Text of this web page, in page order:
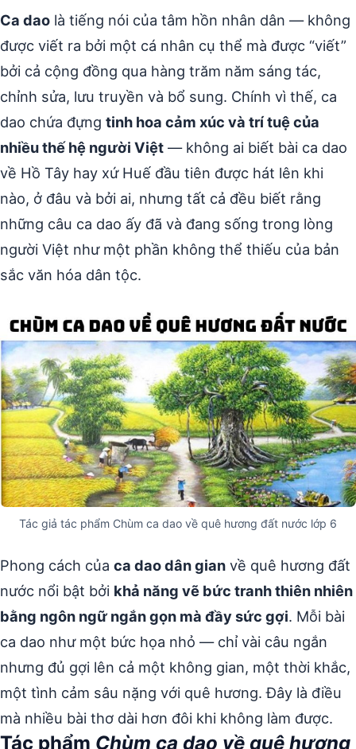
Ca dao là tiếng nói của tâm hồn nhân dân — không
được viết ra bởi một cá nhân cụ thể mà được “viết”
bởi cả cộng đồng qua hàng trăm năm sáng tác,
chỉnh sửa, lưu truyền và bổ sung. Chính vì thế, ca
dao chứa đựng tinh hoa cảm xúc và trí tuệ của
nhiều thế hệ người Việt — không ai biết bài ca dao
về Hồ Tây hay xứ Huế đầu tiên được hát lên khi
nào, ở đâu và bởi ai, nhưng tất cả đều biết rằng
những câu ca dao ấy đã và đang sống trong lòng
người Việt như một phần không thể thiếu của bản
sắc văn hóa dân tộc.
Tác giả tác phẩm Chùm ca dao về quê hương đất nước lớp 6
Phong cách của ca dao dân gian về quê hương đất
nước nổi bật bởi khả năng vẽ bức tranh thiên nhiên
bằng ngôn ngữ ngắn gọn mà đầy sức gợi. Mỗi bài
ca dao như một bức họa nhỏ — chỉ vài câu ngắn
nhưng đủ gợi lên cả một không gian, một thời khắc,
một tình cảm sâu nặng với quê hương. Đây là điều
mà nhiều bài thơ dài hơn đôi khi không làm được.
Tác phẩm Chùm ca dao về quê hương